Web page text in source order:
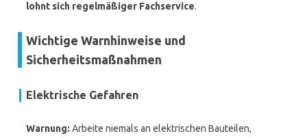
lohnt sich regelmäßiger Fachservice.
Wichtige Warnhinweise und
Sicherheitsmaßnahmen
Elektrische Gefahren
Warnung: Arbeite niemals an elektrischen Bauteilen,